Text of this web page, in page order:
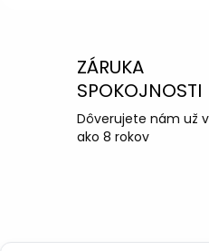
ZÁRUKA
SPOKOJNOSTI
Dôverujete nám už
ako 8 rokov